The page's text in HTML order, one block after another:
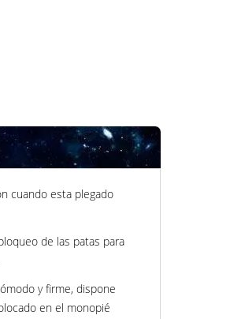
cuando esta plegado
de las patas para
y firme, dispone
en el monopié